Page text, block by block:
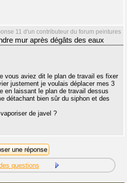
11 d'un contributeur du forum peintures
mur après dégâts des eaux
vous aviez dit le plan de travail es fixer
justement je voulais déplacer mes 3
en laissant le plan de travail dessus
détachant bien sûr du siphon et des
de javel ?
questions